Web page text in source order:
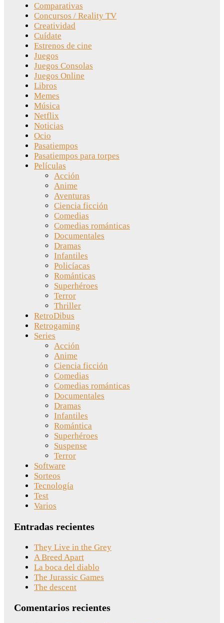
Comparativas
Concursos / Reality TV
Creatividad
Cuídate
Estrenos de cine
Juegos
Juegos Consolas
Juegos Online
Libros
Memes
Música
Netflix
Noticias
Ocio
Pasatiempos
Pasatiempos para torpes
Películas
Acción
Anime
Aventuras
Ciencia ficción
Comedias
Comedias románticas
Documentales
Dramas
Infantiles
Policíacas
Románticas
Superhéroes
Terror
Thriller
RetroDibus
Retrogaming
Series
Acción
Anime
Ciencia ficción
Comedias
Comedias románticas
Documentales
Dramas
Infantiles
Romántica
Superhéroes
Suspense
Terror
Software
Sorteos
Tecnología
Test
Varios
Entradas recientes
They Live in the Grey
A Breed Apart
La boca del diablo
The Jurassic Games
The descent
Comentarios recientes